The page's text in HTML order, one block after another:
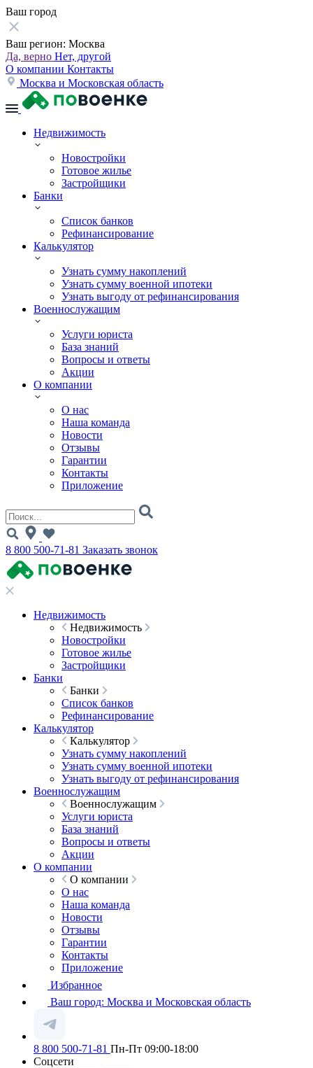
Ваш город
Ваш регион: Москва
Да, верно Нет, другой
О компании Контакты
Москва и Московская область
Недвижимость
Новостройки
Готовое жилье
Застройщики
Банки
Список банков
Рефинансирование
Калькулятор
Узнать сумму накоплений
Узнать сумму военной ипотеки
Узнать выгоду от рефинансирования
Военнослужащим
Услуги юриста
База знаний
Вопросы и ответы
Акции
О компании
О нас
Наша команда
Новости
Отзывы
Гарантии
Контакты
Приложение
8 800 500-71-81 Заказать звонок
Недвижимость
Недвижимость
Новостройки
Готовое жилье
Застройщики
Банки
Банки
Список банков
Рефинансирование
Калькулятор
Калькулятор
Узнать сумму накоплений
Узнать сумму военной ипотеки
Узнать выгоду от рефинансирования
Военнослужащим
Военнослужащим
Услуги юриста
База знаний
Вопросы и ответы
Акции
О компании
О компании
О нас
Наша команда
Новости
Отзывы
Гарантии
Контакты
Приложение
Избранное
Ваш город: Москва и Московская область
8 800 500-71-81 Пн-Пт 09:00-18:00
Соцсети